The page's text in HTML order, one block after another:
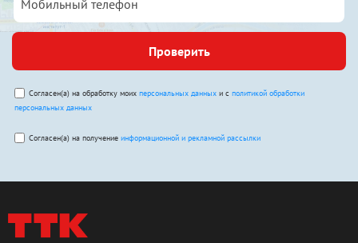
Проверить
Согласен(а) на обработку моих персональных данных и с политикой обработки
персональных данных
Согласен(а) на получение информационной и рекламной рассылки